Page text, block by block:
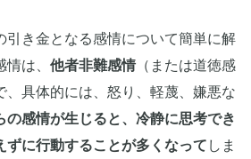
引き金となる感情について簡単に解
は、 他者非難感情（または道徳感
、具体的には、怒り、軽蔑、嫌悪な
の感情が生じると、冷静に思考でき
ずに行動することが多くなって しま